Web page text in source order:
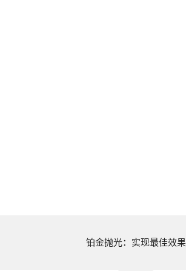
铂金抛光：实现最佳效果